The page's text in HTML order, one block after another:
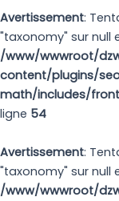
Avertissement:
"taxonomy" sur null
/www/wwwroot/
content/plugins/
math/includes/
ligne 54
Avertissement:
"taxonomy" sur null
/www/wwwroot/